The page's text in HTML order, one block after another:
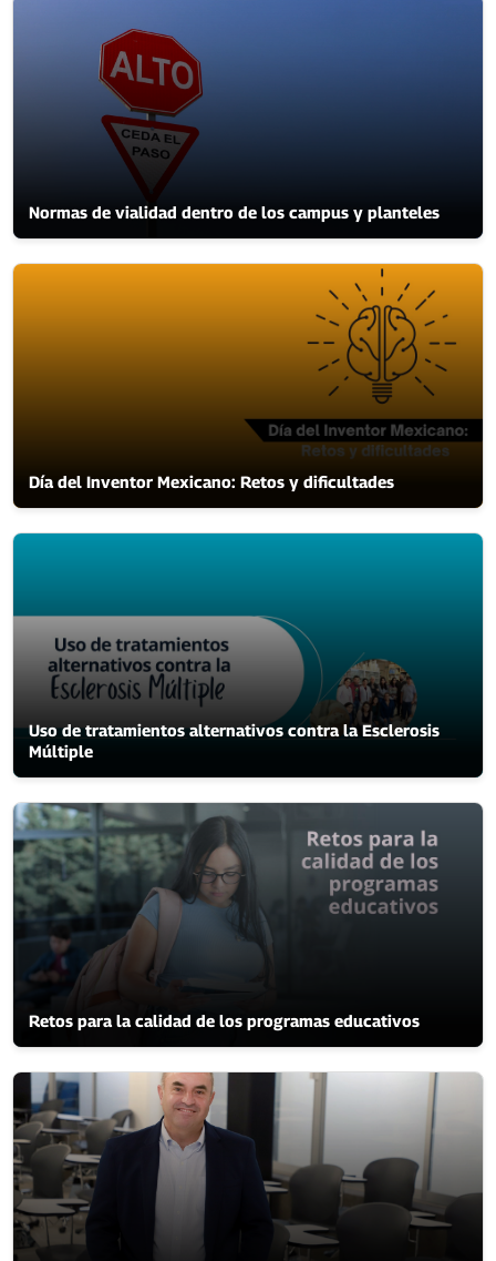
Normas de vialidad dentro de los campus y planteles
Día del Inventor Mexicano: Retos y dificultades
Uso de tratamientos alternativos contra la Esclerosis
Múltiple
Retos para la calidad de los programas educativos